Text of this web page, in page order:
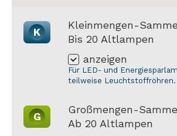
K
Kleinmengen-
Bis 20 Altlampen
anzeigen
Für LED- und
teilweise Leuchtstoffröhren.
G
Großmengen-
Ab 20 Altlampen